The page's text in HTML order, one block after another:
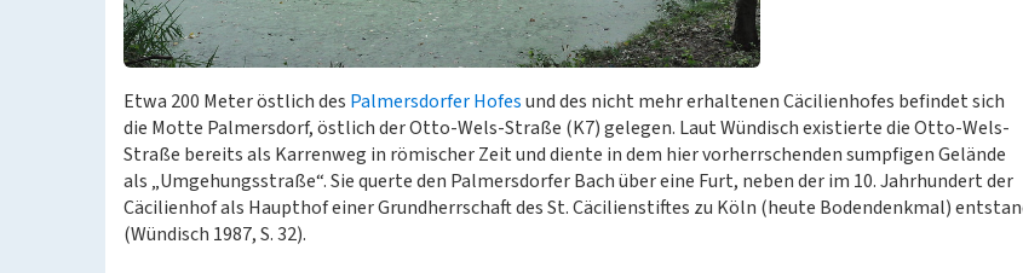
Etwa 200 Meter östlich des Palmersdorfer Hofesund des nicht mehr erhaltenen Cäcilienhofes befindet sich
die Motte Palmersdorf, östlich der Otto-Wels-Straße (K7) gelegen. Laut Wündisch existierte die Otto-Wels-
Straße bereits als Karrenweg in römischer Zeit und diente in dem hier vorherrschenden sumpfigen Gelände
als „Umgehungsstraße“. Sie querte den Palmersdorfer Bach über eine Furt, neben der im 10. Jahrhundert der
Cäcilienhof als Haupthof einer Grundherrschaft des St. Cäcilienstiftes zu Köln (heute Bodendenkmal)
(Wündisch 1987, S. 32).